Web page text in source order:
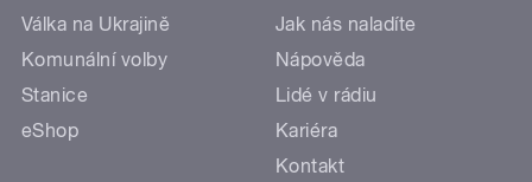
Válka na Ukrajině
Komunální volby
Stanice
eShop
Jak nás naladíte
Nápověda
Lidé v rádiu
Kariéra
Kontakt